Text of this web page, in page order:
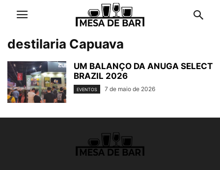
destilaria Capuava
UM BALANÇO DA ANUGA SELECT
BRAZIL 2026
EVENTOS 7 de maio de 2026